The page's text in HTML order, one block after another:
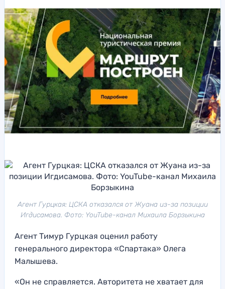
Агент Гурцкая: ЦСКА отказался от Жуана из-за позиции
Игдисамова. Фото: YouTube-канал Михаила Борзыкина
Агент Тимур Гурцкая оценил работу
генерального директора «Спартака» Олега
Малышева.
«Он не справляется. Авторитета не хватает для